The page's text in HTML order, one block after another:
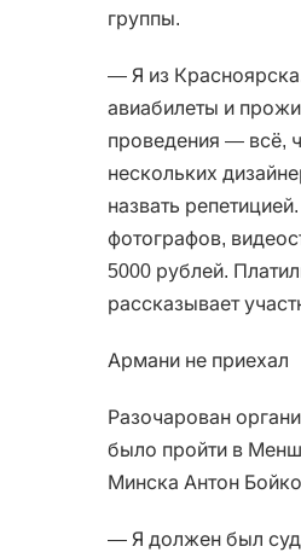
группы.
— Я из
авиабилеты и
проведения — всё,
нескольких
назвать
фотографов,
5000 рублей.
рассказывает
Армани не приехал
Разочарован
было пройти в
Минска Антон
— Я должен был